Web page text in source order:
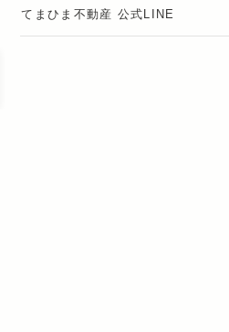
てまひま不動産 公式LINE